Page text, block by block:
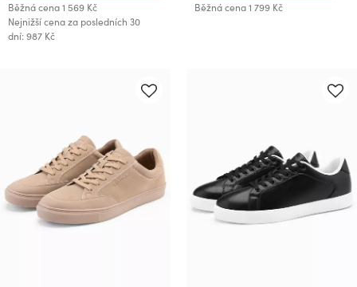
Běžná cena1 569 Kč
Nejnižší cena za posledních 30
dní: 987 Kč
Běžná cena1 799 Kč